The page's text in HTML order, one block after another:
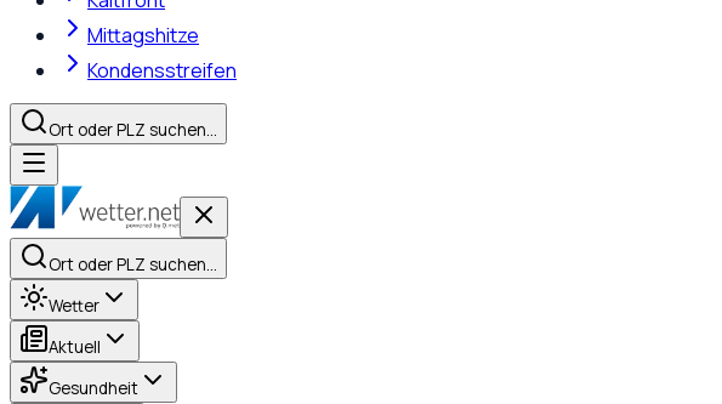
Mittagshitze
Kondensstreifen
Ort oder PLZ suchen…
Ort oder PLZ suchen…
Wetter
Aktuell
Gesundheit